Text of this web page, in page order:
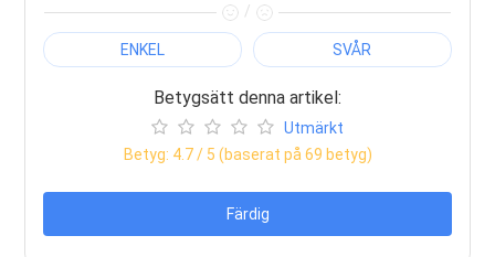
/
ENKEL SVÅR
Betygsätt denna artikel:
Utmärkt
Betyg: 4.7/ 5 (baserat på 69 betyg)
Färdig